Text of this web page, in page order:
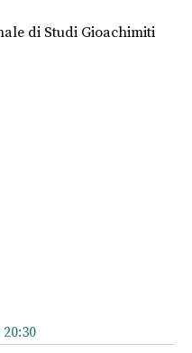
di Studi Gioachimiti